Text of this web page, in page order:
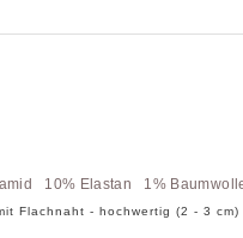
10% Elastan 1%
Flachnaht - hochwertig (2 - 3